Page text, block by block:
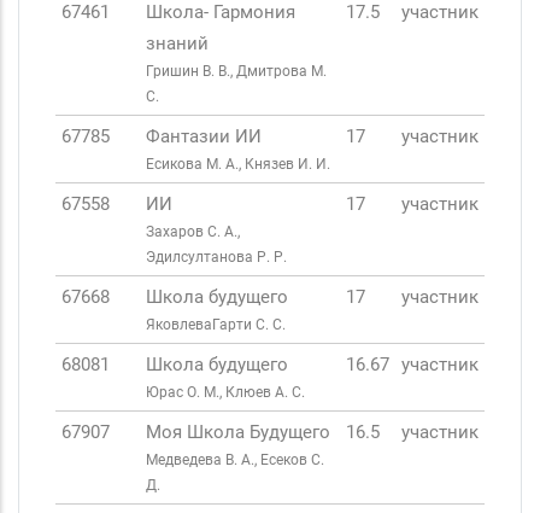
67461
Школа- Гармония
знаний
Гришин В. В., Дмитрова М.
С.
17.5 участник
67785 Фантазии ИИ
Есикова М. А., Князев И. И.
17 участник
67558 ИИ
Захаров С. А.,
Эдилсултанова Р. Р.
17 участник
67668 Школа будущего
ЯковлеваГарти С. С.
17 участник
68081 Школа будущего
Юрас О. М., Клюев А. С.
16.67 участник
67907 Моя Школа Будущего
Медведева В. А., Есеков С.
Д.
16.5 участник